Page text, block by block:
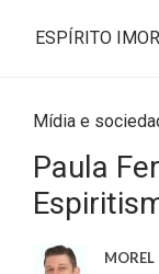
ESPÍRITO
Mídia e
Paula
MOREL